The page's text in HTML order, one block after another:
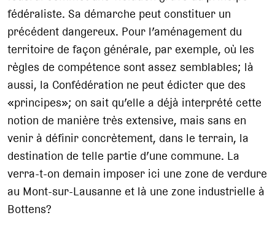
fédéraliste. Sa démarche peut constituer un
précédent dangereux. Pour l’aménagement du
territoire de façon générale, par exemple, où les
règles de compétence sont assez semblables; là
aussi, la Confédération ne peut édicter que des
«principes»; on sait qu’elle a déjà interprété cette
notion de manière très extensive, mais sans en
venir à définir concrètement, dans le terrain, la
destination de telle partie d’une commune. La
verra-t-on demain imposer ici une zone de verdure
au Mont-sur-Lausanne et là une zone industrielle à
Bottens?